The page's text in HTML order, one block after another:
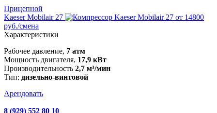
Прицепной
Kaeser Mobilair 27
от 14800
руб./смена
Характеристики
Рабочее давление, 7 атм
Мощность двигателя, 17,9 кВт
Производительность 2,7 м³/мин
Тип: дизельно-винтовой
Арендовать
8 (929) 552 80 10